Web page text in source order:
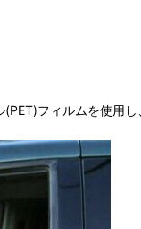
フィルムを使用